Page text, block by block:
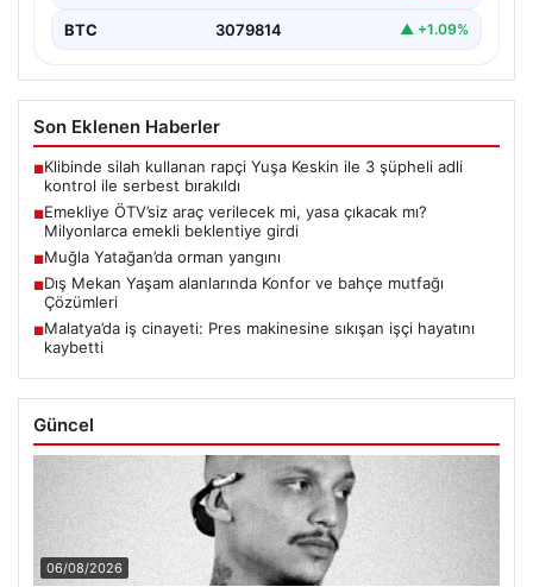
BTC 3079814 ▲ +1.09%
Son Eklenen Haberler
■Klibinde silah kullanan rapçi Yuşa Keskin ile 3 şüpheli adli
kontrol ile serbest bırakıldı
■Emekliye ÖTV’siz araç verilecek mi, yasa çıkacak mı?
Milyonlarca emekli beklentiye girdi
■Muğla Yatağan’da orman yangını
■Dış Mekan Yaşam alanlarında Konfor ve bahçe mutfağı
Çözümleri
■Malatya’da iş cinayeti: Pres makinesine sıkışan işçi hayatını
kaybetti
Güncel
06/08/2026